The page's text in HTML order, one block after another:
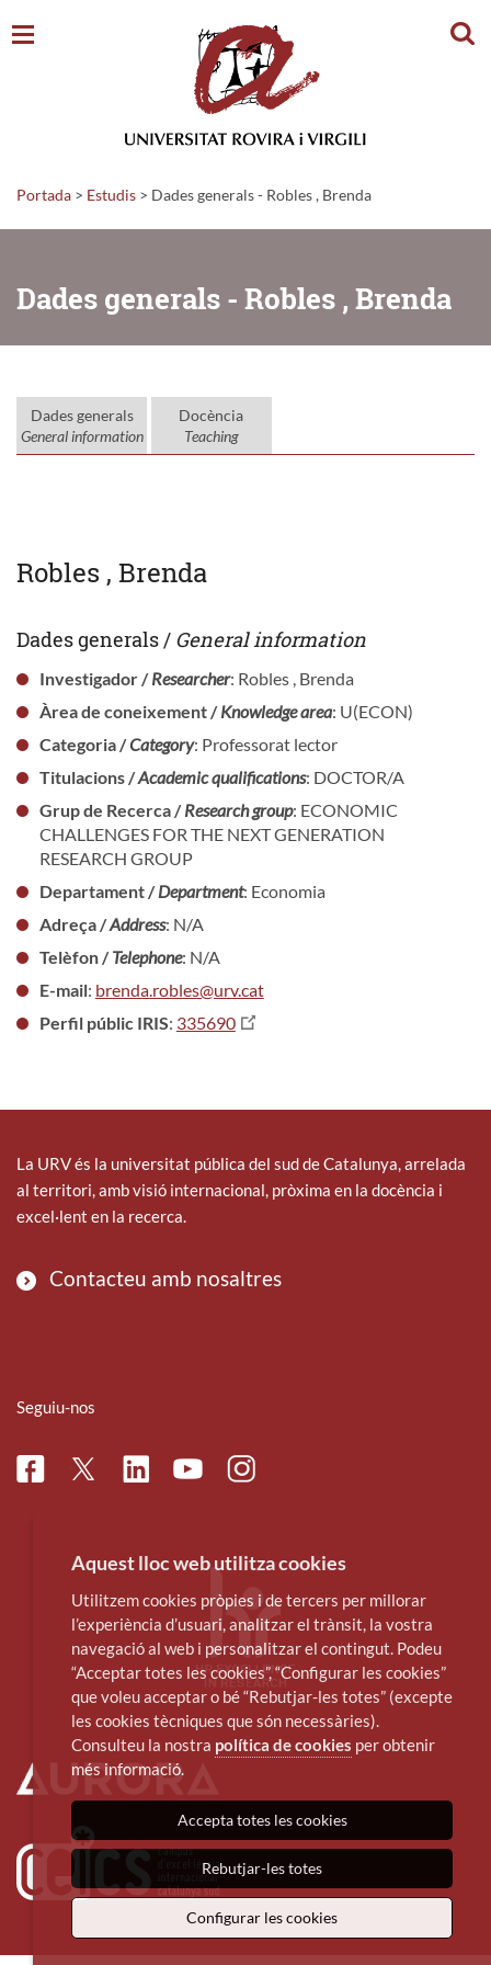
Portada > Estudis > Dades generals - Robles , Brenda
Dades generals - Robles , Brenda
Dades generals
General information
Docència
Teaching
Robles , Brenda
Dades generals / General information
Investigador /Researcher: Robles , Brenda
Àrea de coneixement /Knowledge area: U(ECON)
Categoria /Category: Professorat lector
Titulacions /Academic qualifications: DOCTOR/A
Grup de Recerca /Research group: ECONOMIC
CHALLENGES FOR THE NEXT GENERATION
RESEARCH GROUP
Departament /Department: Economia
Adreça /Address: N/A
Telèfon /Telephone: N/A
E-mail: brenda.robles@urv.cat
Perfil públic IRIS: 335690
La URV és la universitat pública del sud de Catalunya, arrelada
al territori, amb visió internacional, pròxima en la docència i
excel·lent en la recerca.
Contacteu amb nosaltres
Seguiu-nos
FacebookTwitterLinkedinYoutubeInstagram
Aquest lloc web utilitza cookies
Utilitzem cookies pròpies i de tercers per millorar
l’experiència d’usuari, analitzar el trànsit, la vostra
navegació al web i personalitzar el contingut. Podeu
“Acceptar totes les cookies”, “Configurar les cookies”
que voleu acceptar o bé “Rebutjar-les totes” (excepte
les cookies tècniques que són necessàries).
Consulteu la nostra política de cookies per obtenir
més informació.
Accepta totes les cookies
Rebutjar-les totes
Configurar les cookies